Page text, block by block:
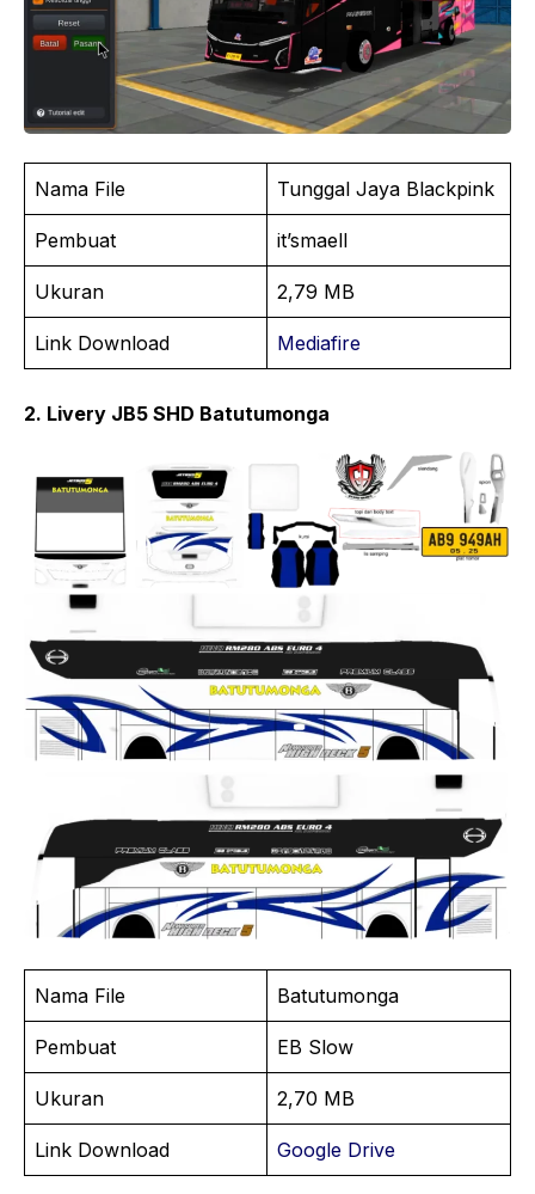
Nama File Tunggal Jaya Blackpink
Pembuat it’smaell
Ukuran 2,79 MB
Link Download Mediafire
2. Livery JB5 SHD Batutumonga
Nama File Batutumonga
Pembuat EB Slow
Ukuran 2,70 MB
Link Download Google Drive